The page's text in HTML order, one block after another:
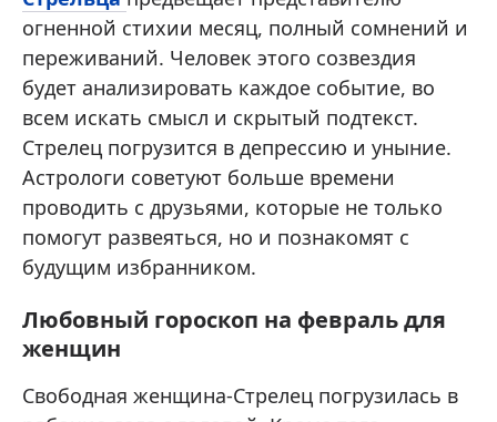
огненной стихии месяц, полный сомнений и
переживаний. Человек этого созвездия
будет анализировать каждое событие, во
всем искать смысл и скрытый подтекст.
Стрелец погрузится в депрессию и уныние.
Астрологи советуют больше времени
проводить с друзьями, которые не только
помогут развеяться, но и познакомят с
будущим избранником.
Любовный гороскоп на февраль для
женщин
Свободная женщина-Стрелец погрузилась в